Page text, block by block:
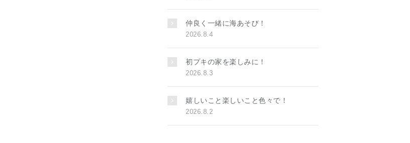
仲良く一緒に海あそび！
2026.8.4
初プキの家を楽しみに！
2026.8.3
嬉しいこと楽しいこと色々で！
2026.8.2